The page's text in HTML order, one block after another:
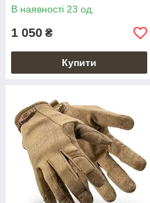
В наявності 23 од.
1 050 ₴
Купити